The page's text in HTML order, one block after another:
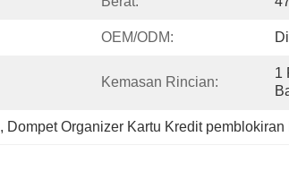
OEM/ODM:
Kemasan Rincian:
1
, Dompet Organizer Kartu Kredit pemblokiran